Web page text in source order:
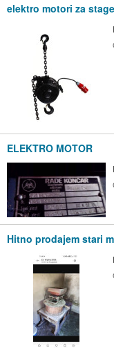
elektro motori za stage
ELEKTRO MOTOR
Hitno prodajem stari